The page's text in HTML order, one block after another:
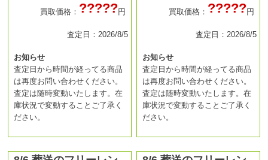
買取価格： ?????円
査定日：2026/8/5
お知らせ
査定日から時間が経ってる商品
は再度お問い合わせください。
査定は随時変動いたします。在
庫状況で変動することご了承く
ださい。
買取価格： ?????円
査定日：2026/8/5
お知らせ
査定日から時間が経ってる商品
は再度お問い合わせください。
査定は随時変動いたします。在
庫状況で変動することご了承く
ださい。